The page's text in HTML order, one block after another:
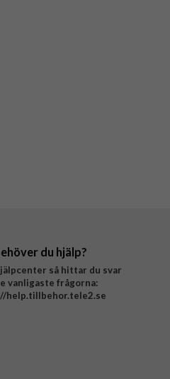
du hjälp?
så hittar du svar
vanligaste frågorna:
help.tillbehor.tele2.se